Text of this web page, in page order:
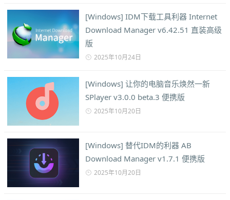
[Windows] IDM下载工具利器 Internet
Download Manager v6.42.51 直装高级
版
2025年10月24日
[Windows] 让你的电脑音乐焕然一新
SPlayer v3.0.0 beta.3 便携版
2025年10月20日
[Windows] 替代IDM的利器 AB
Download Manager v1.7.1 便携版
2025年10月20日